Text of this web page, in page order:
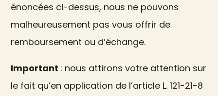
énoncées ci-dessus, nous ne pouvons
malheureusement pas vous offrir de
remboursement ou d’échange.
Important : nous attirons votre attention sur
le fait qu’en application de l’article L. 121-21-8